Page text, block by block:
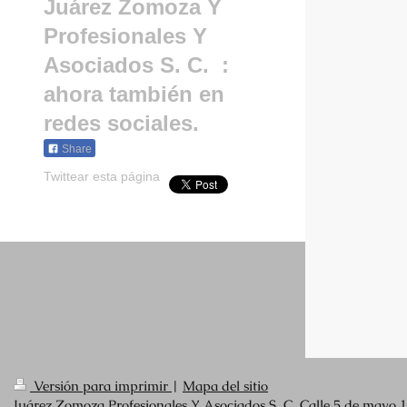
Juárez Zomoza Y
Profesionales Y
Asociados S. C. :
ahora también en
redes sociales.
Share
Twittear esta página
Versión para imprimir | Mapa del sitio